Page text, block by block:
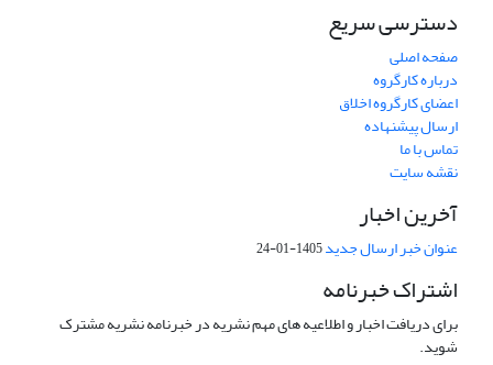
دسترسی سریع
صفحه اصلی
درباره کارگروه
اعضای کارگروه اخلاق
ارسال پیشنهاده
تماس با ما
نقشه سایت
آخرین اخبار
عنوان خبر ارسال جدید1405-01-24
اشتراک خبرنامه
برای دریافت اخبار و اطلاعیه های مهم نشریه در خبرنامه نشریه مشترک
شوید.